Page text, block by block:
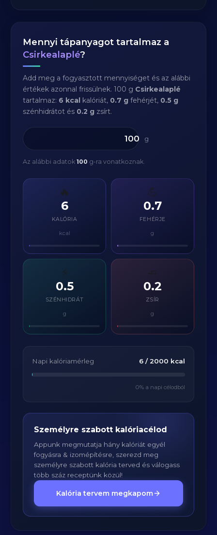
Mennyi tápanyagot tartalmaz a
Csirkealaplé?
Add meg a fogyasztott mennyiséget és az alábbi
értékek azonnal frissülnek. 100 g Csirkealaplé
tartalmaz: 6 kcal kalóriát, 0.7 g fehérjét, 0.5 g
szénhidrátot és 0.2 g zsírt.
g
Az alábbi adatok100 g-ra vonatkoznak.
🔥
6
KALÓRIA
kcal
💪
0.7
FEHÉRJE
g
⚡
0.5
SZÉNHIDRÁT
g
0.2
ZSÍR
g
Napi kalóriamérleg 6/ 2000 kcal
0% a napi célodból
Személyre szabott kalóriacélod
Appunk megmutatja hány kalóriát egyél
fogyásra & izomépítésre, szerezd meg
személyre szabott kalória terved és válogass
több száz receptünk közül!
Kalória tervem megkapom